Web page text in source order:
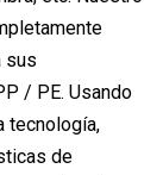
sus
/ PE. Usando
tecnología,
de